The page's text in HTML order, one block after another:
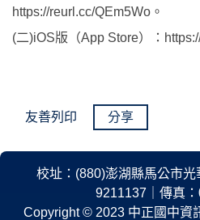
https://reurl.cc/QEm5Wo。
(二)iOS版（App Store）：
友善列印 分享
校址：(880)澎湖縣馬公市
9211137｜傳真
Copyright © 2023 中正國中資